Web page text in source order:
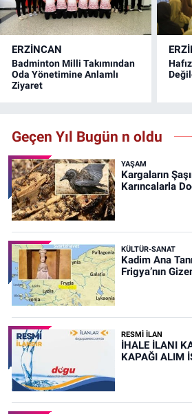
ERZINCAN
Badminton Milli Takımından
Oda Yönetimine Anlamlı
Ziyaret
Geçen Yıl Bugün n oldu
YAŞAM
Kargaların
Karıncalarla
KÜLTÜR-SANAT
Kadim Ana
Frigya’nın
RESMİ İLAN
İHALE İLANI
KAPAĞI ALIM